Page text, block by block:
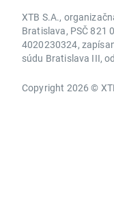
XTB S.A.,
Bratislava, PSČ 821
4020230324,
súdu Bratislava III,
Copyright 2026 ©